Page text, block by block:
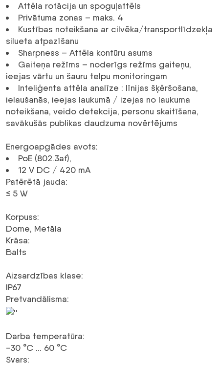
Attēla rotācija un spoguļattēls
Privātuma zonas – maks. 4
Kustības noteikšana ar cilvēka/transportlīdzekļa
silueta atpazīšanu
Sharpness – Attēla kontūru asums
Gaiteņa režīms – noderīgs režīms gaiteņu,
ieejas vārtu un šauru telpu monitoringam
Inteliģenta attēla analīze : līnijas šķēršošana,
ielaušanās, ieejas laukumā / izejas no laukuma
noteikšana, veido detekcija, personu skaitīšana,
savākušās publikas daudzuma novērtējums
Energoapgādes avots:
PoE (802.3af),
12 V DC / 420 mA
Patērētā jauda:
≤ 5 W
Korpuss:
Dome, Metāla
Krāsa:
Balts
Aizsardzības klase:
IP67
Pretvandālisma:
Darba temperatūra:
-30 °C … 60 °C
Svars: